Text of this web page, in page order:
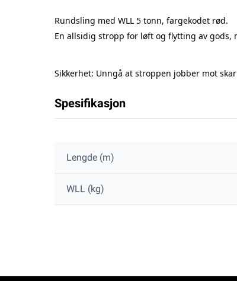
Rundsling med WLL 5 tonn, fargekodet rød.
En allsidig stropp for løft og flytting av gods,
Sikkerhet: Unngå at stroppen jobber mot
Spesifikasjon
Lengde (m)
WLL (kg)